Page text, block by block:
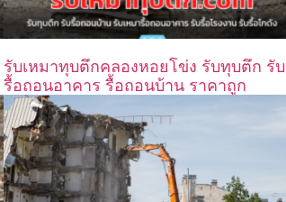
รับเหมาทุบตึกคลองหอยโข่ง รับทุบตึก รับ
รื้อถอนอาคาร รื้อถอนบ้าน ราคาถูก